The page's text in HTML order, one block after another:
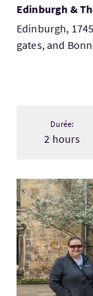
Edinburgh &
Edinburgh,
gates, and
Durée:
2 hours
Visitez:Private